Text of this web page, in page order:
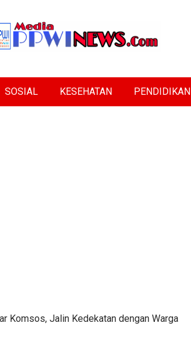
SOSIAL KESEHATAN PENDIDIKAN
Komsos, Jalin Kedekatan dengan Warga